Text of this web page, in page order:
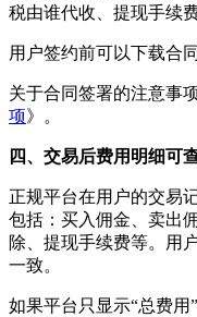
税由谁代收、提现手续
用户签约前可以下载合
关于合同签署的注意事
项》。
四、交易后费用明细可
正规平台在用户的交易
包括：买入佣金、卖出
除、提现手续费等。用
一致。
如果平台只显示“总费